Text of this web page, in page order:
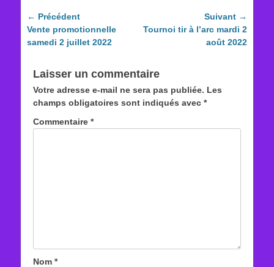
Navigation
de
l’article
← Précédent
Article
précédent :
Vente promotionnelle
samedi 2 juillet 2022
Suivant →
Article
Tournoi tir à l’arc mardi 2
août 2022
Laisser un commentaire
Votre adresse e-mail ne sera pas publiée. Les
champs obligatoires sont indiqués avec *
Commentaire *
Nom *